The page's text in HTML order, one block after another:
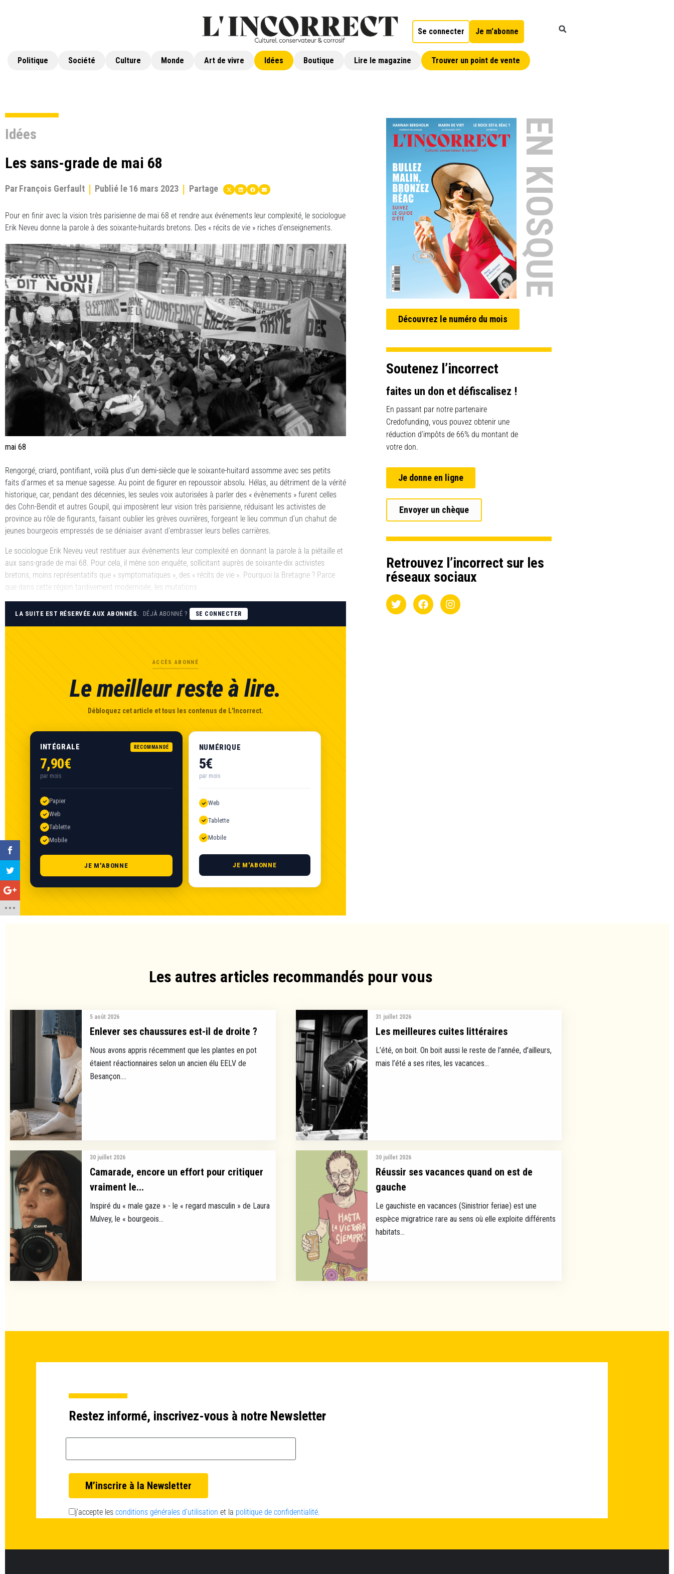
Se connecter Je m'abonne
Politique Société Culture Monde Art de vivre Idées Boutique Lire le magazine Trouver un point de vente
Idées
Les sans-grade de mai 68
ParFrançois Gerfault Publié le16 mars 2023 Partage
Pour en finir avec la vision très parisienne de mai 68 et rendre aux événements leur complexité, le sociologue
Erik Neveu donne la parole à des soixante-huitards bretons. Des « récits de vie » riches d’enseignements.
mai 68
Rengorgé, criard, pontifiant, voilà plus d’un demi-siècle que le soixante-huitard assomme avec ses petits
faits d’armes et sa menue sagesse. Au point de figurer en repoussoir absolu. Hélas, au détriment de la vérité
historique, car, pendant des décennies, les seules voix autorisées à parler des « évènements » furent celles
des Cohn-Bendit et autres Goupil, qui imposèrent leur vision très parisienne, réduisant les activistes de
province au rôle de figurants, faisant oublier les grèves ouvrières, forgeant le lieu commun d’un chahut de
jeunes bourgeois empressés de se déniaiser avant d’embrasser leurs belles carrières.
Le sociologue Erik Neveu veut restituer aux évènements leur complexité en donnant la parole à la piétaille et
aux sans-grade de mai 68. Pour cela, il mène son enquête, sollicitant auprès de soixante-dix activistes
bretons, moins représentatifs que « symptomatiques », des « récits de vie ». Pourquoi la Bretagne ? Parce
que dans cette région tardivement modernisée, les mutations
LA SUITE EST RÉSERVÉE AUX ABONNÉS. DÉJÀ ABONNÉ ? SE CONNECTER
ACCÈS ABONNÉ
Le meilleur reste à lire.
Débloquez cet article et tous les contenus de L'Incorrect.
INTÉGRALE RECOMMANDÉ
7,90€
par mois
Papier
Web
Tablette
Mobile
JE M'ABONNE
NUMÉRIQUE
5€
par mois
Web
Tablette
Mobile
JE M'ABONNE
EN KIOSQUE
Découvrez le numéro du mois
Soutenez l’incorrect
faites un don et défiscalisez !
En passant par notre partenaire
Credofunding, vous pouvez obtenir une
réduction d’impôts de 66% du montant de
votre don.
Je donne en ligne
Envoyer un chèque
Retrouvez l’incorrect sur les
réseaux sociaux
Les autres articles recommandés pour vous​
5 août 2026
Enlever ses chaussures est-il de droite ?
Nous avons appris récemment que les plantes en pot
étaient réactionnaires selon un ancien élu EELV de
Besançon....
31 juillet 2026
Les meilleures cuites littéraires
L’été, on boit. On boit aussi le reste de l’année, d’ailleurs,
mais l’été a ses rites, les vacances...
30 juillet 2026
Camarade, encore un effort pour critiquer
vraiment le...
Inspiré du « male gaze » - le « regard masculin » de Laura
Mulvey, le « bourgeois...
30 juillet 2026
Réussir ses vacances quand on est de
gauche
Le gauchiste en vacances (Sinistrior feriae) est une
espèce migratrice rare au sens où elle exploite différents
habitats...
Restez informé, inscrivez-vous à notre Newsletter
j’accepte les conditions générales d’utilisation et la politique de confidentialité.